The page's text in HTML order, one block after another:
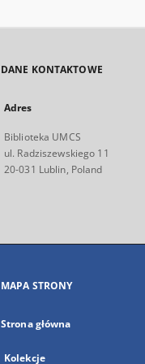
DANE KONTAKTOWE
Adres
Biblioteka UMCS
ul. Radziszewskiego 11
20-031 Lublin, Poland
MAPA STRONY
Strona główna
Kolekcje